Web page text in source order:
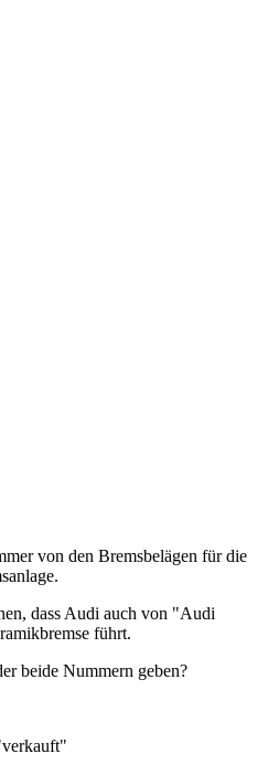
von den Bremsbelägen für die
dass Audi auch von "Audi
führt.
beide Nummern geben?